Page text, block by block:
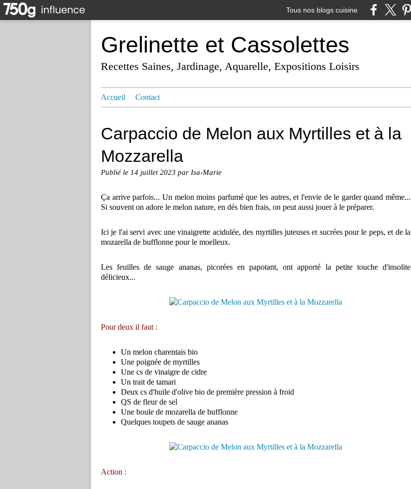
Tous nos blogs cuisine
Grelinette et Cassolettes
Recettes Saines, Jardinage, Aquarelle, Expositions Loisirs
Accueil Contact
Carpaccio de Melon aux Myrtilles et à la
Mozzarella
Publié le 14 juillet 2023 par Isa-Marie
Ça arrive parfois... Un melon moins parfumé que les autres, et l'envie de le garder quand même...
Si souvent on adore le melon nature, en dés bien frais, on peut aussi jouer à le préparer.
Ici je l'ai servi avec une vinaigrette acidulée, des myrtilles juteuses et sucrées pour le peps, et de la
mozarella de bufflonne pour le moelleux.
Les feuilles de sauge ananas, picorées en papotant, ont apporté la petite touche d'insolite
délicieux...
Pour deux il faut :
Un melon charentais bio
Une poignée de myrtilles
Une cs de vinaigre de cidre
Un trait de tamari
Deux cs d'huile d'olive bio de première pression à froid
QS de fleur de sel
Une boule de mozarella de bufflonne
Quelques toupets de sauge ananas
Action :